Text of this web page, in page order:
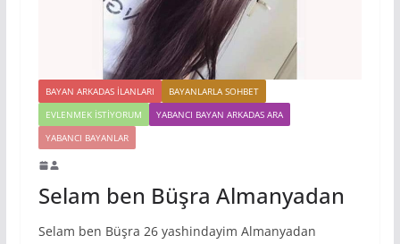
BAYAN ARKADAS ILANLARI
BAYANLARLA SOHBET
EVLENMEK İSTIYORUM
YABANCI BAYAN ARKADAS ARA
YABANCI BAYANLAR
Selam ben Büşra Almanyadan
Selam ben Büşra 26 yashindayim Almanyadan